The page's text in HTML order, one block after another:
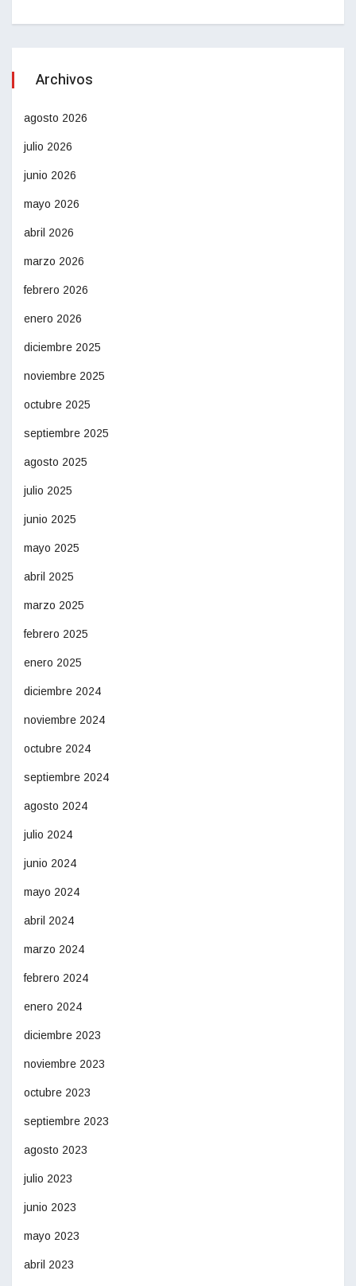
Archivos
agosto 2026
julio 2026
junio 2026
mayo 2026
abril 2026
marzo 2026
febrero 2026
enero 2026
diciembre 2025
noviembre 2025
octubre 2025
septiembre 2025
agosto 2025
julio 2025
junio 2025
mayo 2025
abril 2025
marzo 2025
febrero 2025
enero 2025
diciembre 2024
noviembre 2024
octubre 2024
septiembre 2024
agosto 2024
julio 2024
junio 2024
mayo 2024
abril 2024
marzo 2024
febrero 2024
enero 2024
diciembre 2023
noviembre 2023
octubre 2023
septiembre 2023
agosto 2023
julio 2023
junio 2023
mayo 2023
abril 2023